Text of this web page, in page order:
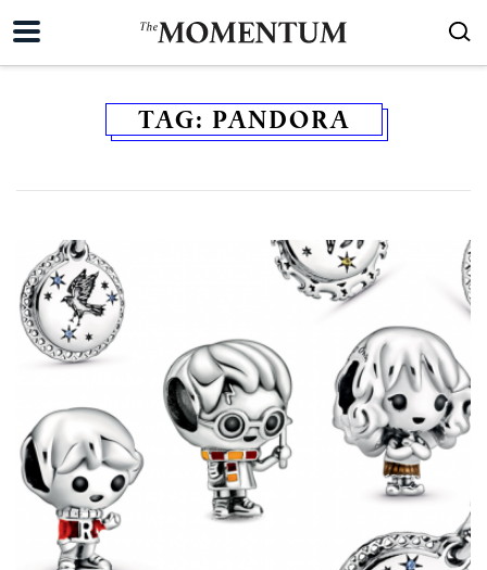
TAG: PANDORA
ค้นหา